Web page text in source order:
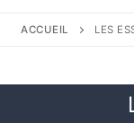
ACCUEIL LES